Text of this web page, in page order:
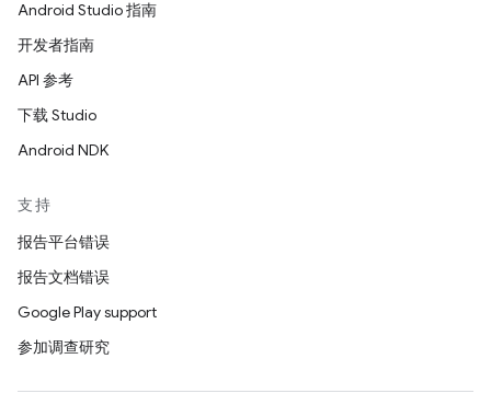
Android Studio 指南
开发者指南
API 参考
下载 Studio
Android NDK
支持
报告平台错误
报告文档错误
Google Play support
参加调查研究